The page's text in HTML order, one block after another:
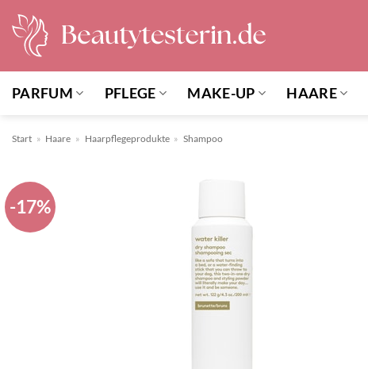
Inhalt
springen
PARFUM PFLEGE MAKE-UP HAARE
Start » Haare » Haarpflegeprodukte » Shampoo
-17%